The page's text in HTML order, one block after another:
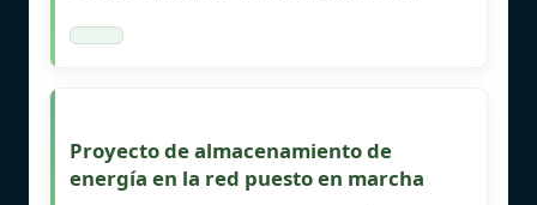
Proyecto de almacenamiento de
energía en la red puesto en marcha